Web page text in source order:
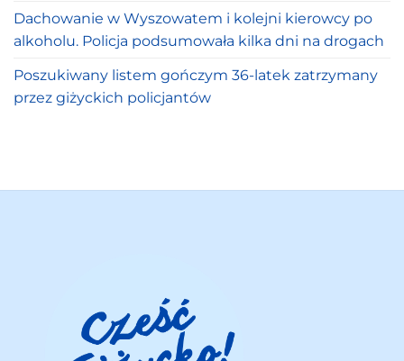
Dachowanie w Wyszowatem i kolejni kierowcy po
alkoholu. Policja podsumowała kilka dni na drogach
Poszukiwany listem gończym 36-latek zatrzymany
przez giżyckich policjantów